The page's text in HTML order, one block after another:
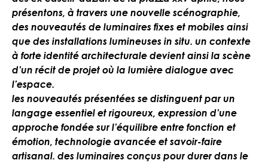
présentons, à travers une nouvelle scénographie,
des nouveautés de luminaires fixes et mobiles ainsi
que des installations lumineuses in situ. un contexte
à forte identité architecturale devient ainsi la scène
d’un récit de projet où la lumière dialogue avec
l’espace.
les nouveautés présentées se distinguent par un
langage essentiel et rigoureux, expression d’une
approche fondée sur l’équilibre entre fonction et
émotion, technologie avancée et savoir-faire
artisanal. des luminaires conçus pour durer dans le